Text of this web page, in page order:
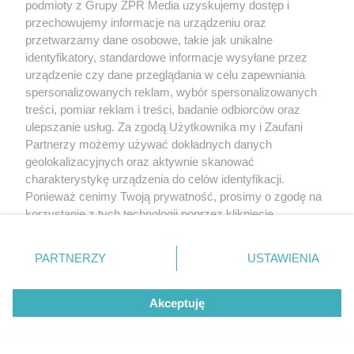
która rozkręci każdą chwilę
podmioty z Grupy ZPR Media uzyskujemy dostęp i
przechowujemy informacje na urządzeniu oraz
przetwarzamy dane osobowe, takie jak unikalne
identyfikatory, standardowe informacje wysyłane przez
urządzenie czy dane przeglądania w celu zapewniania
spersonalizowanych reklam, wybór spersonalizowanych
treści, pomiar reklam i treści, badanie odbiorców oraz
ulepszanie usług. Za zgodą Użytkownika my i Zaufani
Partnerzy możemy używać dokładnych danych
geolokalizacyjnych oraz aktywnie skanować
charakterystykę urządzenia do celów identyfikacji.
Ponieważ cenimy Twoją prywatność, prosimy o zgodę na
korzystanie z tych technologii poprzez kliknięcie
zmienić/wycofać klikając przycisk ustawień prywatności
znajdujący się w lewym dolnym rogu strony
rodzaje przetwarzania danych nie wymagają zgody
użytkownika, ale masz prawo sprzeciwić się takiemu
przetwarzaniu. Preferencje będą miały zastosowanie tylko
PARTNERZY USTAWIENIA
Akceptuję